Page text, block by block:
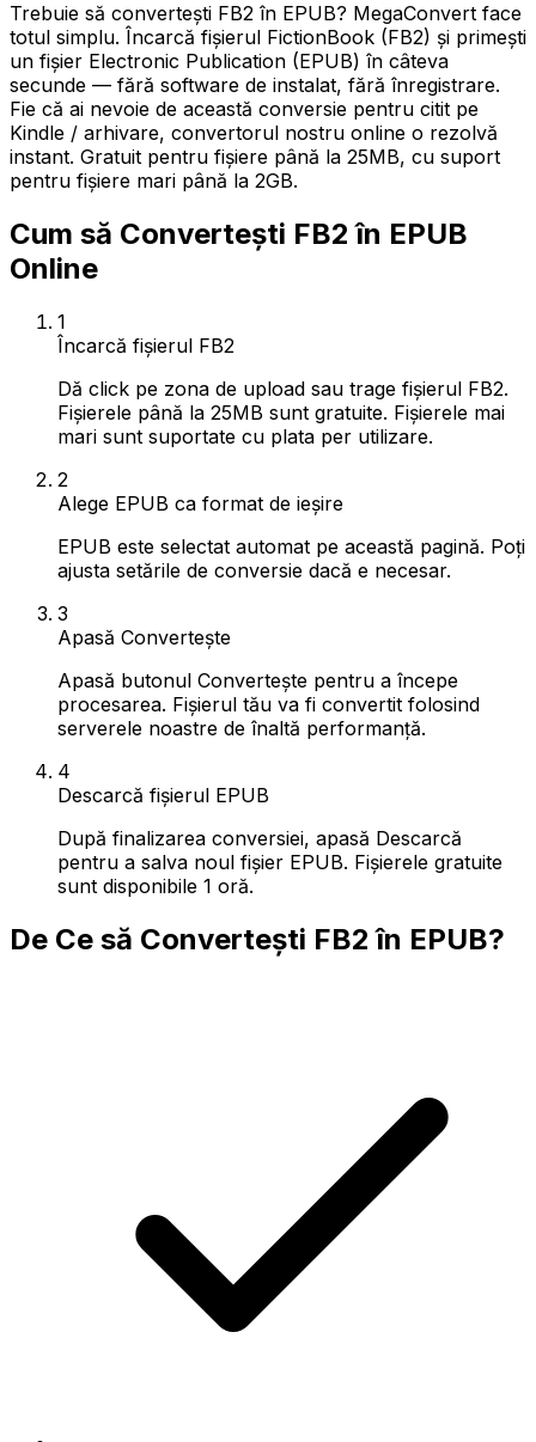
Trebuie să convertești FB2 în EPUB? MegaConvert face
totul simplu. Încarcă fișierul FictionBook (FB2) și primești
un fișier Electronic Publication (EPUB) în câteva
secunde — fără software de instalat, fără înregistrare.
Fie că ai nevoie de această conversie pentru citit pe
Kindle / arhivare, convertorul nostru online o rezolvă
instant. Gratuit pentru fișiere până la 25MB, cu suport
pentru fișiere mari până la 2GB.
Cum să Convertești FB2 în EPUB
Online
1
Încarcă fișierul FB2
Dă click pe zona de upload sau trage fișierul FB2.
Fișierele până la 25MB sunt gratuite. Fișierele mai
mari sunt suportate cu plata per utilizare.
2
Alege EPUB ca format de ieșire
EPUB este selectat automat pe această pagină. Poți
ajusta setările de conversie dacă e necesar.
3
Apasă Convertește
Apasă butonul Convertește pentru a începe
procesarea. Fișierul tău va fi convertit folosind
serverele noastre de înaltă performanță.
4
Descarcă fișierul EPUB
După finalizarea conversiei, apasă Descarcă
pentru a salva noul fișier EPUB. Fișierele gratuite
sunt disponibile 1 oră.
De Ce să Convertești FB2 în EPUB?